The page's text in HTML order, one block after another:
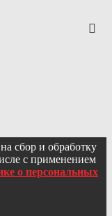
сбор и обработку
с применением
о персональных